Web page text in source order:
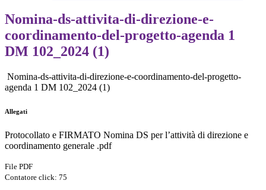
Nomina-ds-attivita-di-direzione-e-
coordinamento-del-progetto-agenda 1
DM 102_2024 (1)
Nomina-ds-attivita-di-direzione-e-coordinamento-del-progetto-
agenda 1 DM 102_2024 (1)
Allegati
Protocollato e FIRMATO Nomina DS per l’attività di direzione e
coordinamento generale .pdf
File PDF
Contatore click: 75